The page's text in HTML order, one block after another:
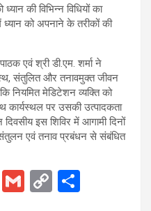
की विभिन्न विधियों का
को अपनाने के तरीकों की
एवं श्री डी.एम. शर्मा ने
संतुलित और तनावमुक्त जीवन
नियमित मेडिटेशन व्यक्ति को
पर उसकी उत्पादकता
इस शिविर में आगामी दिनों
एवं तनाव प्रबंधन से संबंधित
T
G
C